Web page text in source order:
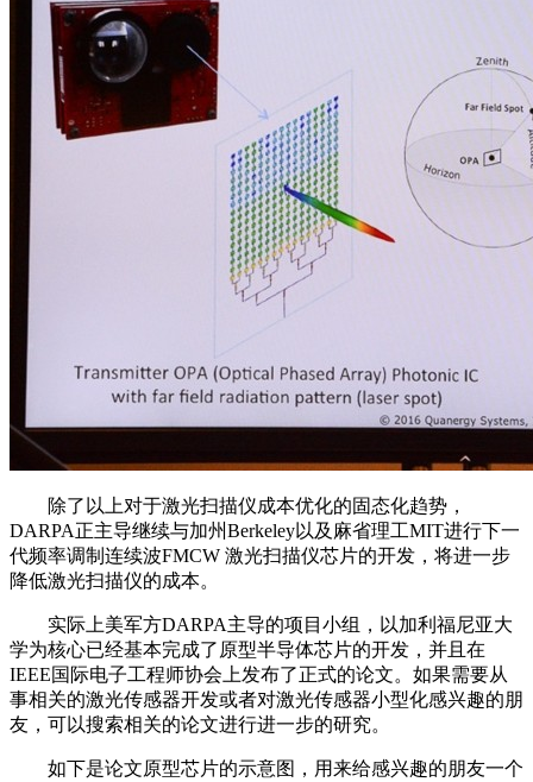
除了以上对于激光扫描仪成本优化的固态化趋势，
DARPA正主导继续与加州Berkeley以及麻省理工MIT进行下一
代频率调制连续波FMCW 激光扫描仪芯片的开发，将进一步
降低激光扫描仪的成本。
实际上美军方DARPA主导的项目小组，以加利福尼亚大
学为核心已经基本完成了原型半导体芯片的开发，并且在
IEEE国际电子工程师协会上发布了正式的论文。如果需要从
事相关的激光传感器开发或者对激光传感器小型化感兴趣的朋
友，可以搜索相关的论文进行进一步的研究。
如下是论文原型芯片的示意图，用来给感兴趣的朋友一个